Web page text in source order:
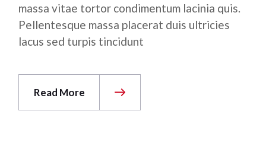
massa vitae tortor condimentum lacinia quis.
Pellentesque massa placerat duis ultricies
lacus sed turpis tincidunt
Read More